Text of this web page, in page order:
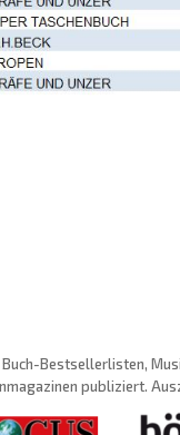
Bestsellerlisten,
publiziert.